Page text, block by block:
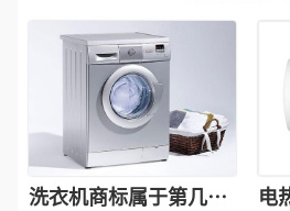
洗衣机商标属于第几类-
电